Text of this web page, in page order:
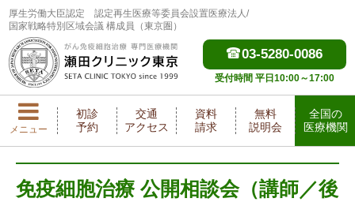
厚生労働大臣認定
認定再生医療等委員会設置医療法人/
国家戦略特別区域会議 構成員（東京圏）
03-5280-0086
受付時間 平日10:00～17:00
メニュー
初診
予約
交通
アクセス
資料
請求
無料
説明会
全国の
医療機関
免疫細胞治療 公開相談会（講師／後